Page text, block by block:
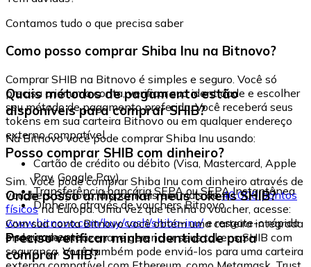
Contamos tudo o que precisa saber
Como posso comprar Shiba Inu na Bitnovo?
Comprar SHIB na Bitnovo é simples e seguro. Você só
precisa criar uma conta, verificar sua identidade e escolher
seu método de pagamento preferido. Você receberá seus
tokens em sua carteira Bitnovo ou em qualquer endereço
externo compatível.
Quais métodos de pagamento estão
disponíveis para comprar SHIB?
Na Bitnovo você pode comprar Shiba Inu usando:
Cartão de crédito ou débito (Visa, Mastercard, Apple
Pay, Google Pay)
Transferência bancária SEPA ou SEPA Instantânea
Dinheiro através de vouchers Bitnovo
Posso comprar SHIB com dinheiro?
Sim. Você pode comprar Shiba Inu com dinheiro através de
vouchers Bitnovo, disponíveis em mais de40.000 pontos
físicosna Europa. Uma vez que tenha o voucher, acesse:
www.bitnovo.com/buy/cash/shiba-inu/e resgate-o rápida
e seguramente.
Onde posso armazenar meus tokens SHIB?
Com sua conta Bitnovo você obtém uma carteira integrada
onde pode armazenar e gerenciar seus tokens SHIB com
segurança. Você também pode enviá-los para uma carteira
Preciso verificar minha identidade para
comprar SHIB?